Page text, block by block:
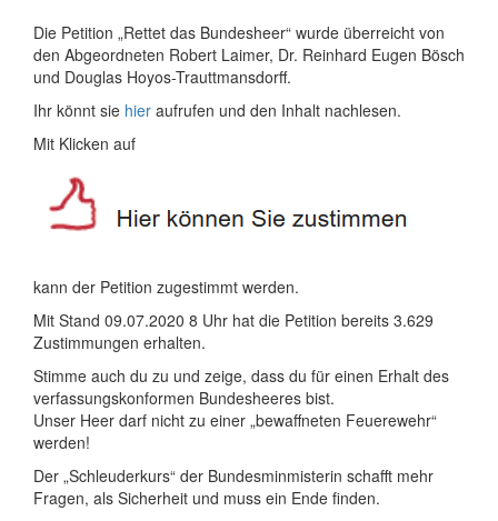
Die Petition „Rettet das Bundesheer“ wurde überreicht von
den Abgeordneten Robert Laimer, Dr. Reinhard Eugen Bösch
und Douglas Hoyos-Trauttmansdorff.
Ihr könnt sie hier aufrufen und den Inhalt nachlesen.
Mit Klicken auf
kann der Petition zugestimmt werden.
Mit Stand 09.07.2020 8 Uhr hat die Petition bereits 3.629
Zustimmungen erhalten.
Stimme auch du zu und zeige, dass du für einen Erhalt des
verfassungskonformen Bundesheeres bist.
Unser Heer darf nicht zu einer „bewaffneten Feuerewehr“
werden!
Der „Schleuderkurs“ der Bundesminmisterin schafft mehr
Fragen, als Sicherheit und muss ein Ende finden.